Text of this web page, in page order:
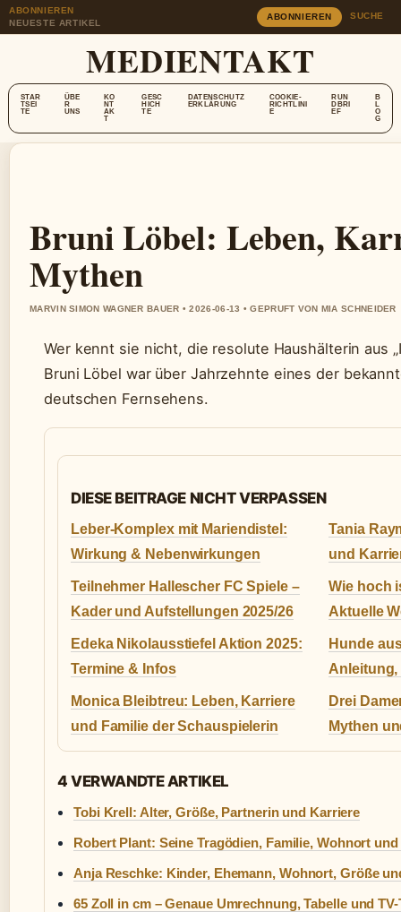
ABONNIEREN
NEUESTE ARTIKEL
ABONNIEREN SUCHE
MEDIENTAKT
STAR
TSEI
TE
ÜBE
R
UNS
KO
NT
AK
T
GESC
HICH
TE
DATENSCHUTZ
ERKLÄRUNG
COOKIE-
RICHTLINI
E
RUN
DBRI
EF
B
L
O
G
Bruni Löbel: Leben,
Mythen
MARVIN SIMON WAGNER BAUER • 2026-06-13 • GEPRUFT VON MIA SCHNEIDER
Wer kennt sie nicht, die resolute Haushälterin aus
Bruni Löbel war über Jahrzehnte eines der
deutschen Fernsehens.
DIESE BEITRAGE NICHT VERPASSEN
Leber-Komplex mit Mariendistel:
Wirkung & Nebenwirkungen
Tania
und
Teilnehmer Hallescher FC Spiele –
Kader und Aufstellungen 2025/26
Wie hoch
Aktuelle
Edeka Nikolausstiefel Aktion 2025:
Termine & Infos
Hunde
Monica Bleibtreu: Leben, Karriere
und Familie der Schauspielerin
Drei
Mythen
4 VERWANDTE ARTIKEL
Tobi Krell: Alter, Größe, Partnerin und Karriere
Robert Plant: Seine Tragödien, Familie, Wohnort
Anja Reschke: Kinder, Ehemann, Wohnort, Größe
65 Zoll in cm – Genaue Umrechnung, Tabelle und